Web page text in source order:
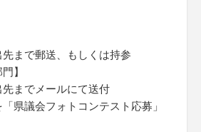
まで郵送、もしくは持参
】
までメールにて送付
県議会フォトコンテスト応募」